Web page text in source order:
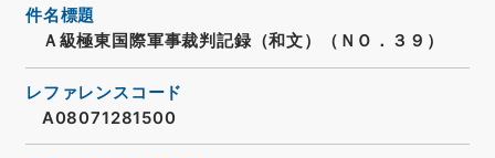
件名標題
Ａ級極東国際軍事裁判記録（和文）（ＮＯ．３９）
レファレンスコード
A08071281500